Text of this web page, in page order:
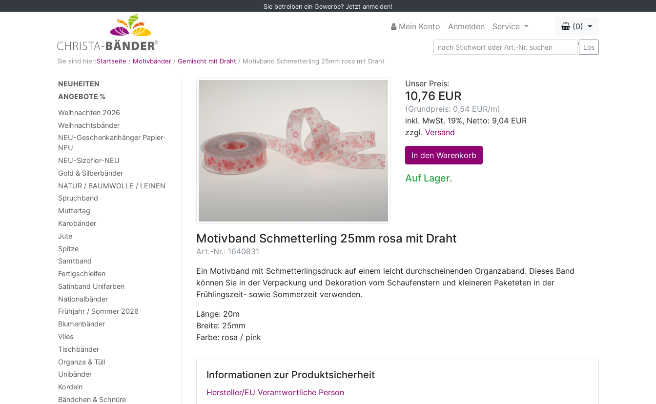
Sie betreiben ein Gewerbe? Jetzt anmelden!
Mein Konto Anmelden Service
(0)
' Los
Sie sind hier:Startseite / Motivbänder / Gemischt mit Draht / Motivband Schmetterling 25mm rosa mit Draht
NEUHEITEN
ANGEBOTE %
Weihnachten 2026
Weihnachtsbänder
NEU-Geschenkanhänger Papier-
NEU
NEU-Sizoflor-NEU
Gold & Silberbänder
NATUR / BAUMWOLLE / LEINEN
Spruchband
Muttertag
Karobänder
Jute
Spitze
Samtband
Fertigschleifen
Satinband Unifarben
Nationalbänder
Frühjahr / Sommer 2026
Blumenbänder
Vlies
Tischbänder
Organza & Tüll
Unibänder
Kordeln
Bändchen & Schnüre
Unser Preis:
10,76 EUR
(Grundpreis: 0,54 EUR/m)
inkl. MwSt. 19%, Netto: 9,04 EUR
zzgl. Versand
Auf Lager.
Motivband Schmetterling 25mm rosa mit Draht
Art.-Nr.: 1640831
Ein Motivband mit Schmetterlingsdruck auf einem leicht durchscheinenden Organzaband. Dieses Band
können Sie in der Verpackung und Dekoration vom Schaufenstern und kleineren Paketeten in der
Frühlingszeit- sowie Sommerzeit verwenden.
Länge: 20m
Breite: 25mm
Farbe: rosa / pink
Informationen zur Produktsicherheit
Hersteller/EU Verantwortliche Person